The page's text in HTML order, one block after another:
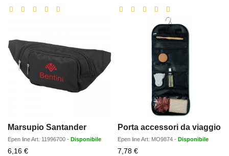
scontato
scontato
Marsupio Santander
Epen lineArt. 11996700 - Disponibile
6,16 €Prezzo
Porta accessori da viaggio
Epen lineArt. MO9874 - Disponibile
7,78 €Prezzo